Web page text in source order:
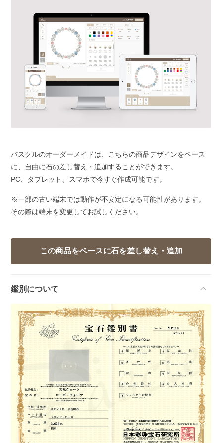
パスクルのオーダーメイドは、こちらの商品デザインをベース
に、自由に石の差し替え・追加することができます。
PC、タブレット、スマホで今すぐ作成可能です。
※一部の古い端末では動作が不安定になる可能性があります。
その際は端末を変更してお試しください。
鑑別について